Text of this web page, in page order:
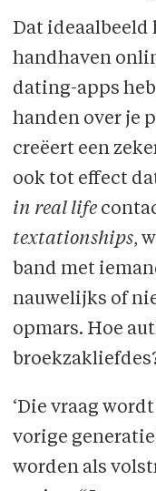
Dat
handhaven
dating-apps
handen over je
creëert een
ook tot effect
in real life
textationships,
band met
nauwelijks of
opmars. Hoe
‘Die vraag
vorige
worden als